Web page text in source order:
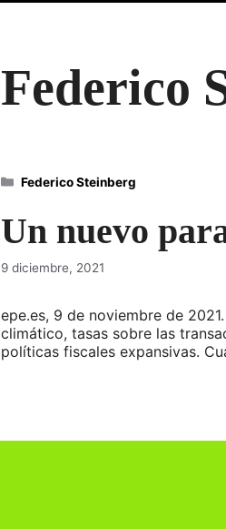
Federico
Un nuevo
9 diciembre, 2021
epe.es, 9 de noviembre de
climático, tasas sobre las
políticas fiscales expansivas.
Categorías
Federico Steinberg